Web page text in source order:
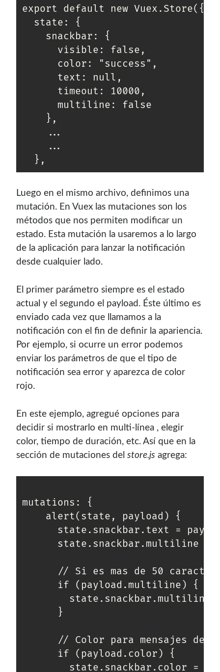
export default new Vuex.Store({
  state: {
    snackbar: {
      visible: false,
      color: "success",
      text: null,
      timeout: 10000,
      multiline: false
    },
    ...
    ...
  },
Luego en el mismo archivo, definimos una
mutación. En Vuex las mutaciones son los
métodos que nos permiten modificar un
estado. Esta mutación la usaremos a lo largo
de la aplicación para lanzar la notificación
desde cualquier lado.
El primer parámetro siempre es el estado
actual y el segundo el payload. Éste último es
enviado cada vez que llamamos a la
notificación con el fin de definir la apariencia.
Por ejemplo, si ocurre un error podemos
enviar los parámetros de que el tipo de
notificación sea error y aparezca de color
rojo.
En este ejemplo, agregué opciones para
decidir si mostrarlo en multi-línea , elegir
color, tiempo de duración, etc. Así que en la
sección de mutaciones delstore.js agrega:
mutations: {
    alert(state, payload) {
state.snackbar.text =
state.snackbar.multiline =
// Si es mas de 50
      if (payload.multiline) {
state.snackbar.multiline
      }
// Color para mensajes de
      if (payload.color) {
state.snackbar.color =